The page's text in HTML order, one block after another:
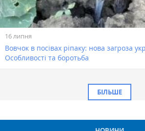
16 липня
Вовчок в посівах ріпаку: нова загроза
Особливості та боротьба
БІЛЬШЕ